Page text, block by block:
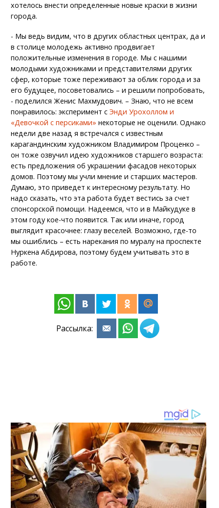
хотелось внести определенные новые краски в жизни
города.
- Мы ведь видим, что в других областных центрах, да и
в столице молодежь активно продвигает
положительные изменения в городе. Мы с нашими
молодыми художниками и представителями других
сфер, которые тоже переживают за облик города и за
его будущее, посоветовались – и решили попробовать,
- поделился Женис Махмудович. – Знаю, что не всем
понравилось: эксперимент сЭнди Урохоллом и
«Девочкой с персиками» некоторые не оценили. Однако
недели две назад я встречался с известным
карагандинским художником Владимиром Проценко –
он тоже озвучил идею художников старшего возраста:
есть предложения об украшении фасадов некоторых
домов. Поэтому мы учли мнение и старших мастеров.
Думаю, это приведет к интересному результату. Но
надо сказать, что эта работа будет вестись за счет
спонсорской помощи. Надеемся, что и в Майкудуке в
этом году кое-что появится. Так или иначе, город
выглядит красочнее: глазу веселей. Возможно, где-то
мы ошиблись – есть нарекания по муралу на проспекте
Нуркена Абдирова, поэтому будем учитывать это в
работе.
Рассылка: